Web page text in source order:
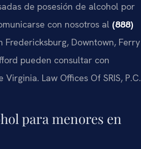
de posesión de alcohol por
con nosotros al (888)
Fredericksburg, Downtown, Ferry
pueden consultar con
Law Offices Of SRIS, P.C.
para menores en